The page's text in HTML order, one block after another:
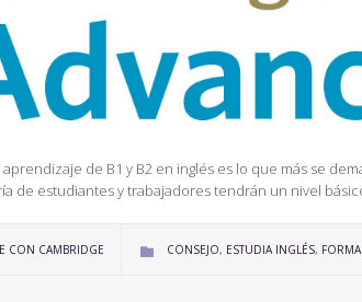
aprendizaje de B1 y B2 en inglés es lo que más se
de estudiantes y trabajadores tendrán un nivel
CON CAMBRIDGE  CATEGORY
CONSEJO, ESTUDIA INGLÉS,